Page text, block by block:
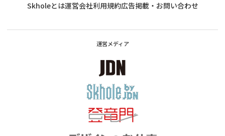
Skholeとは運営会社利用規約広告掲載・お問い合わせ
運営メディア